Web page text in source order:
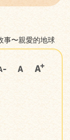
事〜親愛的地球